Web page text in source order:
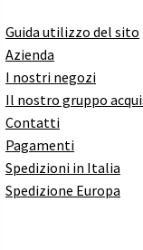
Guida utilizzo del sito
Azienda
I nostri negozi
Il nostro gruppo
Contatti
Pagamenti
Spedizioni in Italia
Spedizione Europa